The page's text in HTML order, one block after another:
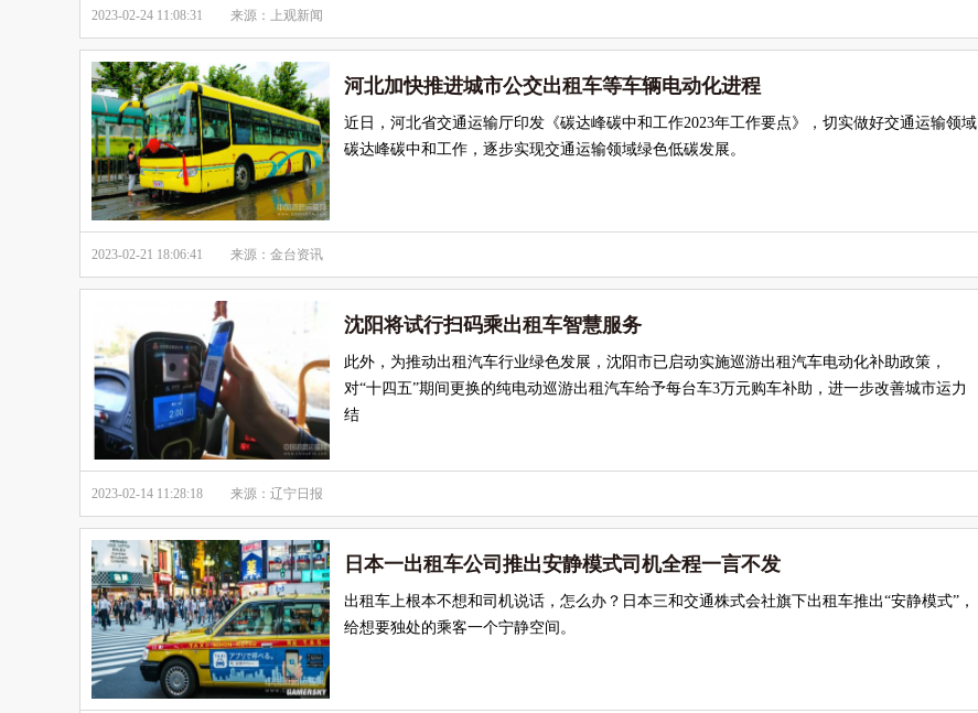
2023-02-24 11:08:31 来源：上观新闻
河北加快推进城市公交出租车等车辆电动化进程
近日，河北省交通运输厅印发《碳达峰碳中和工作2023年工作要点》，切实做好交通运输领域
碳达峰碳中和工作，逐步实现交通运输领域绿色低碳发展。
2023-02-21 18:06:41 来源：金台资讯
沈阳将试行扫码乘出租车智慧服务
此外，为推动出租汽车行业绿色发展，沈阳市已启动实施巡游出租汽车电动化补助政策，
对“十四五”期间更换的纯电动巡游出租汽车给予每台车3万元购车补助，进一步改善城市运力
结
2023-02-14 11:28:18 来源：辽宁日报
日本一出租车公司推出安静模式司机全程一言不发
出租车上根本不想和司机说话，怎么办？日本三和交通株式会社旗下出租车推出“安静模式”，
给想要独处的乘客一个宁静空间。